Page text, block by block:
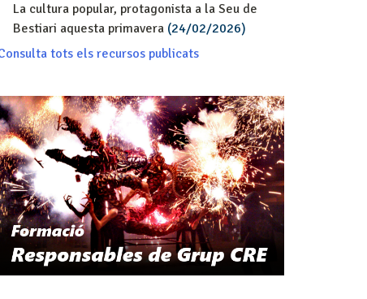
La cultura popular, protagonista a la Seu de
Bestiari aquesta primavera(24/02/2026)
tots els recursos publicats